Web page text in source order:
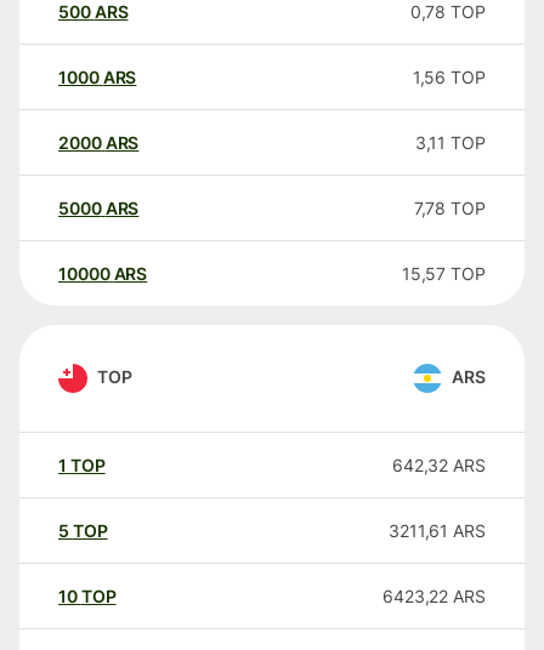
500ARS 0,78 TOP
1000ARS 1,56 TOP
2000ARS 3,11 TOP
5000ARS 7,78 TOP
10000 ARS 15,57 TOP
TOP ARS
1 TOP 642,32 ARS
5 TOP 3211,61 ARS
10TOP 6423,22 ARS